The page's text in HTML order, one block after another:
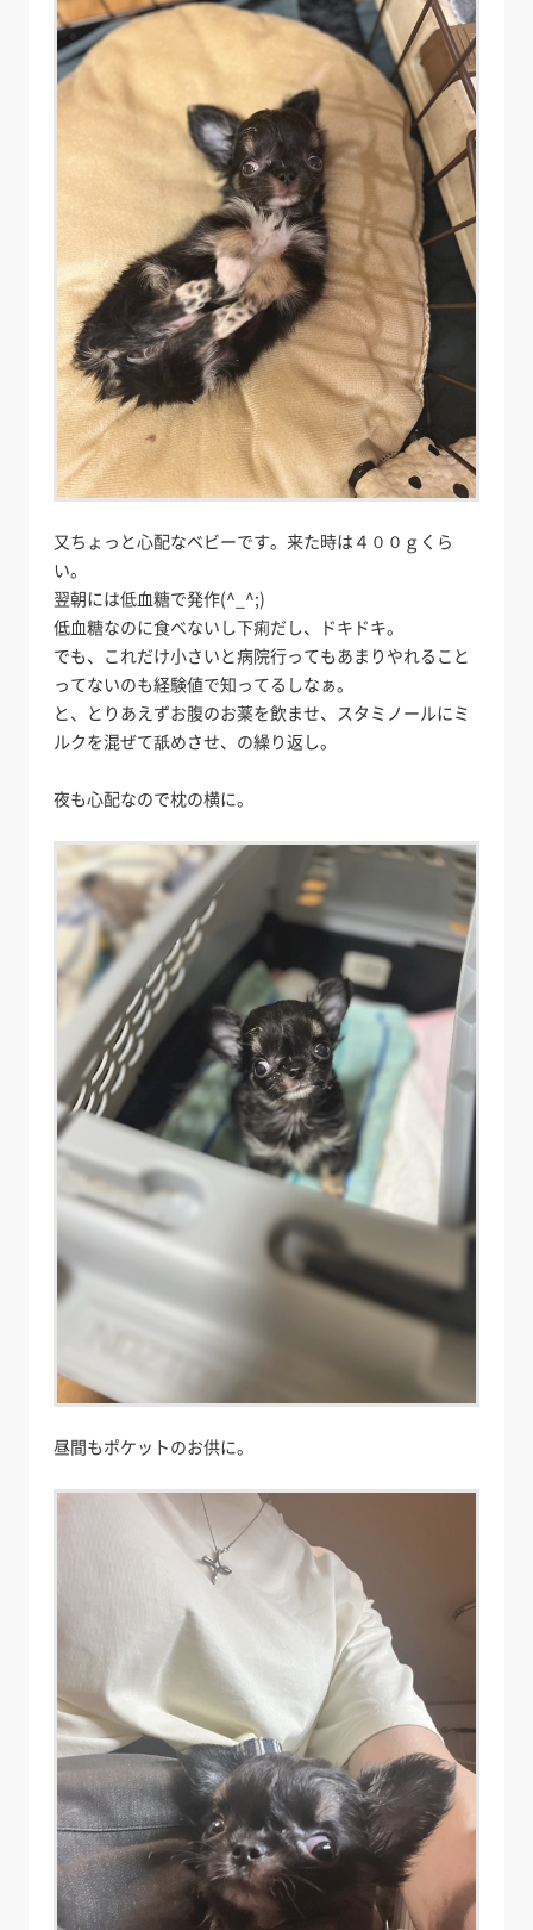
又ちょっと心配なベビーです。来た時は４００ｇくら
い。
翌朝には低血糖で発作(^_^;)
低血糖なのに食べないし下痢だし、ドキドキ。
でも、これだけ小さいと病院行ってもあまりやれること
ってないのも経験値で知ってるしなぁ。
と、とりあえずお腹のお薬を飲ませ、スタミノールにミ
ルクを混ぜて舐めさせ、の繰り返し。
夜も心配なので枕の横に。
昼間もポケットのお供に。